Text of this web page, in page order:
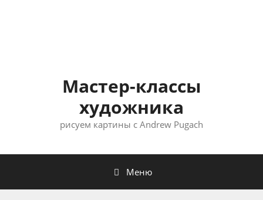
Мастер-классы
художника
рисуем картины с Andrew Pugach
Меню